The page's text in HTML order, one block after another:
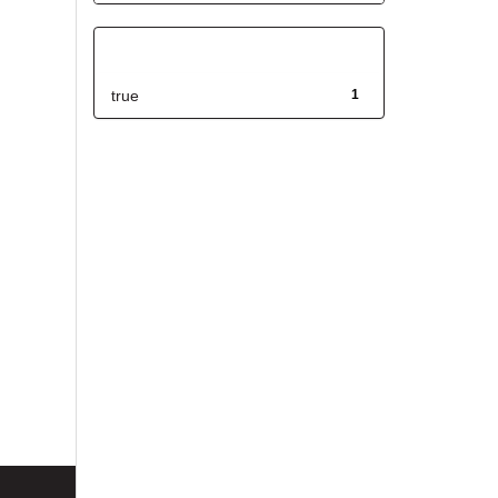
1
true